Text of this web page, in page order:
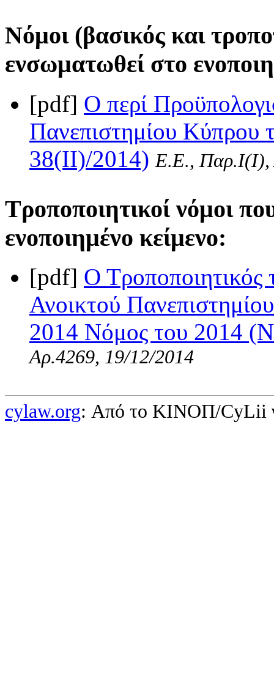
Νόμοι (βασικός και
ενσωματωθεί στο
[pdf] Ο περί
Πανεπιστημίου
38(II)/2014) Ε.Ε., Παρ.Ι(I),
Τροποποιητικοί νόμοι
ενοποιημένο κείμενο:
[pdf] Ο Τροποποιητικός
Ανοικτού
2014 Νόμος του 2014
Αρ.4269, 19/12/2014
cylaw.org: Από το ΚΙΝOΠ/CyLii